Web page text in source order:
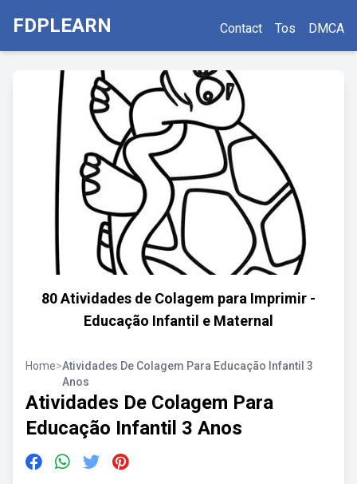
FDPLEARN Contact Tos DMCA
80 Atividades de Colagem para Imprimir -
Educação Infantil e Maternal
Home>Atividades De Colagem Para Educação Infantil 3
Anos
Atividades De Colagem Para
Educação Infantil 3 Anos